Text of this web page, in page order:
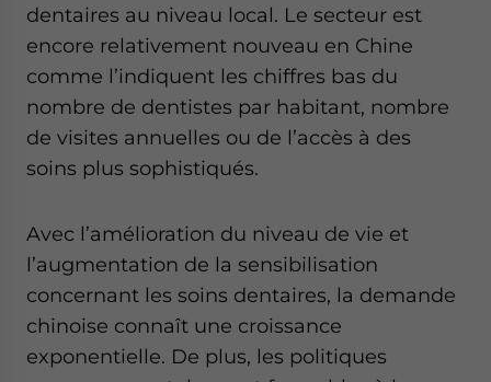
dentaires au niveau local. Le secteur est
encore relativement nouveau en Chine
comme l’indiquent les chiffres bas du
nombre de dentistes par habitant, nombre
de visites annuelles ou de l’accès à des
soins plus sophistiqués.
Avec l’amélioration du niveau de vie et
l’augmentation de la sensibilisation
concernant les soins dentaires, la demande
chinoise connaît une croissance
exponentielle. De plus, les politiques